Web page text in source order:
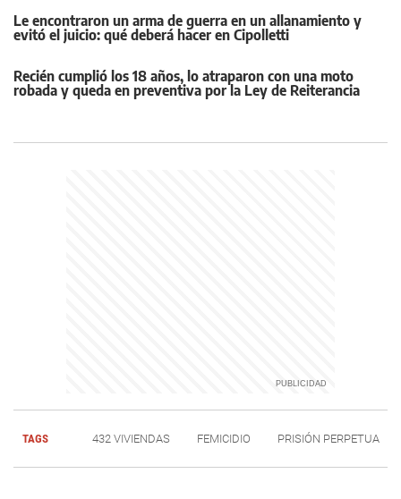
Le encontraron un arma de guerra en un allanamiento y
evitó el juicio: qué deberá hacer en Cipolletti
Recién cumplió los 18 años, lo atraparon con una moto
robada y queda en preventiva por la Ley de Reiterancia
TAGS 432 VIVIENDAS FEMICIDIO PRISIÓN PERPETUA